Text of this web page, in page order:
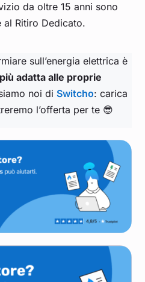
da oltre 15 anni sono
al Ritiro Dedicato.
sull’energia elettrica è
più adatta alle proprie
noi di Switcho: carica
l’offerta per te 😎